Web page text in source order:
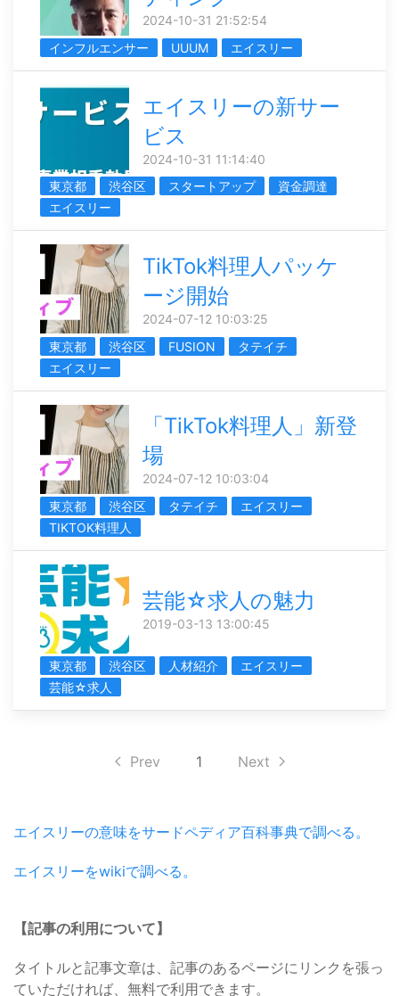
2024-10-31 21:52:54
インフルエンサー
UUUM エイスリー
エイスリーの新サー
ビス
2024-10-31 11:14:40
東京都
渋谷区 スタートアップ
資金調達
エイスリー
TikTok料理人パッケ
ージ開始
2024-07-12 10:03:25
東京都
渋谷区 FUSION
タテイチ
エイスリー
「TikTok料理人」新登
場
2024-07-12 10:03:04
東京都
渋谷区 タテイチ
エイスリー
TIKTOK料理人
芸能☆求人の魅力
2019-03-13 13:00:45
東京都 渋谷区 人材紹介
エイスリー
芸能☆求人
Prev 1 Next
エイスリーの意味をサードペディア百科事典で調べる。
エイスリーをwikiで調べる。
【記事の利用について】
タイトルと記事文章は、記事のあるページにリンクを張っ
ていただければ、無料で利用できます。